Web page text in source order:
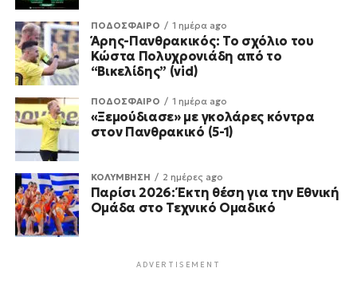
ΠΟΔΟΣΦΑΙΡΟ 1 ημέρα ago
Άρης-Πανθρακικός: Το σχόλιο του
Κώστα Πολυχρονιάδη από το
“Βικελίδης” (vid)
ΠΟΔΟΣΦΑΙΡΟ 1 ημέρα ago
«Ξεμούδιασε» με γκολάρες κόντρα
στον Πανθρακικό (5-1)
ΚΟΛΥΜΒΗΣΗ 2 ημέρες ago
Παρίσι 2026: Έκτη θέση για την Εθνική
Ομάδα στο Τεχνικό Ομαδικό
ADVERTISEMENT